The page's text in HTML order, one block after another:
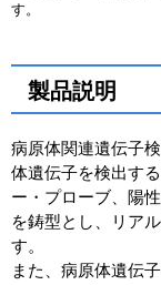
アプリケーション
プロトコール集
ユーザーズボイス
動画ライブラリー
Q&A
す。
製品説明
病原体関連遺伝子
体遺伝子を検出す
ー・プローブ、陽
を鋳型とし、リア
す。
また、病原体遺伝